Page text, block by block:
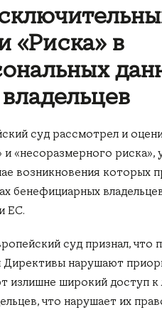
«Риска» в
суд рассмотрел и
«несоразмерного риска»,
возникновения которых
бенефициарных
ЕС.
суд признал, что
нарушают
излишне широкий доступ к
что нарушает их